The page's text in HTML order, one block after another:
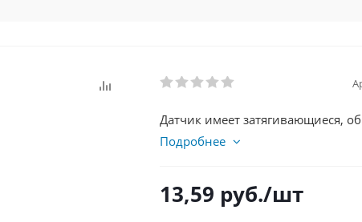
Датчик имеет затягивающиеся,
Подробнее
13,59 руб./шт